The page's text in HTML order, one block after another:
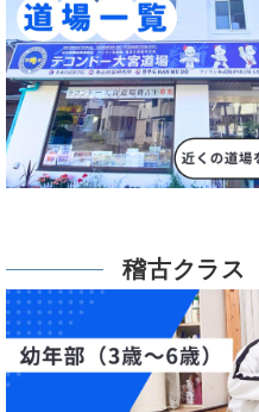
稽古クラス